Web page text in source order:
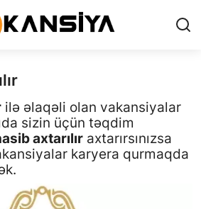
ilə əlaqəli olan vakansiyalar
sizin üçün təqdim
axtarılır axtarırsınızsa
karyera qurmaqda